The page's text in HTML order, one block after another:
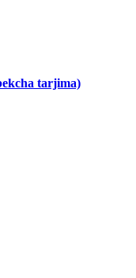
tarjima)